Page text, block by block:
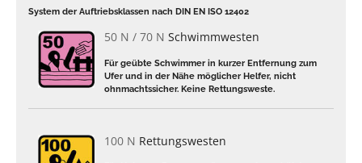
System der Auftriebsklassen nach DIN EN ISO 12402
50 N / 70 N Schwimmwesten
Für geübte Schwimmer in kurzer Entfernung zum
Ufer und in der Nähe möglicher Helfer, nicht
ohnmachtssicher. Keine Rettungsweste.
100 N Rettungswesten